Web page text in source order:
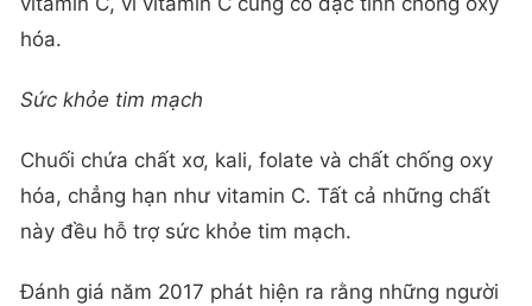
hóa.
Sức khỏe tim mạch
Chuối chứa chất xơ, kali, folate và chất chống oxy
hóa, chẳng hạn như vitamin C. Tất cả những chất
này đều hỗ trợ sức khỏe tim mạch.
Đánh giá năm 2017 phát hiện ra rằng những người